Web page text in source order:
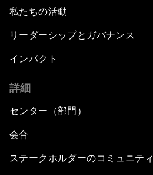
私たちの活動
リーダーシップとガバナンス
インパクト
詳細
センター（部門）
会合
ステークホルダーのコミュニティ